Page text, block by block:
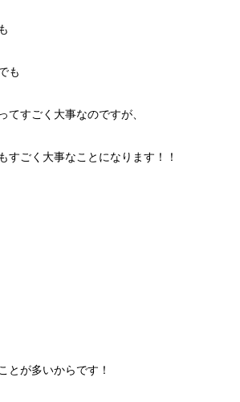
も
てすごく大事なのですが、
すごく大事なことになります！！
とが多いからです！